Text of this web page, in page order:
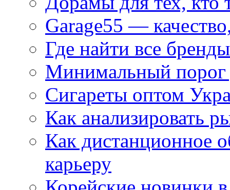
Garage55 —
Где найти все
Минимальный порог
Сигареты оптом
Как анализировать
Как дистанционное
карьеру